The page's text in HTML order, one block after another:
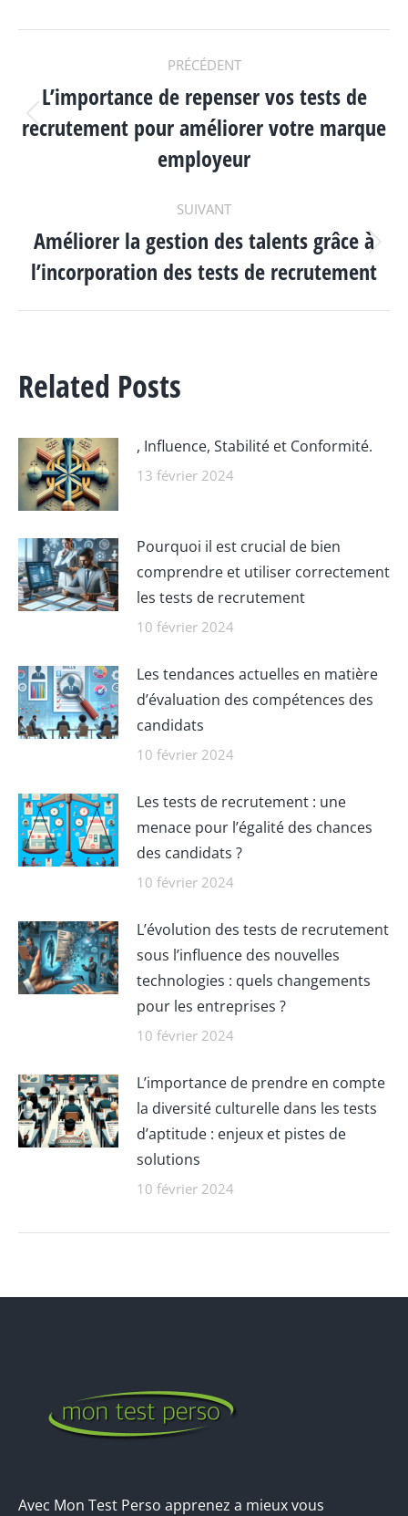
NAVIGATION
ARTICLE
PRÉCÉDENT
Article
précédent
L’importance de repenser vos tests de
recrutement pour améliorer votre marque
employeur
SUIVANT
Article
suivant
:
Améliorer la gestion des talents grâce à
l’incorporation des tests de recrutement
Related Posts
, Influence, Stabilité et Conformité.
13 février 2024
Pourquoi il est crucial de bien
comprendre et utiliser correctement
les tests de recrutement
10 février 2024
Les tendances actuelles en matière
d’évaluation des compétences des
candidats
10 février 2024
Les tests de recrutement : une
menace pour l’égalité des chances
des candidats ?
10 février 2024
L’évolution des tests de recrutement
sous l’influence des nouvelles
technologies : quels changements
pour les entreprises ?
10 février 2024
L’importance de prendre en compte
la diversité culturelle dans les tests
d’aptitude : enjeux et pistes de
solutions
10 février 2024
Avec Mon Test Perso apprenez a mieux vous